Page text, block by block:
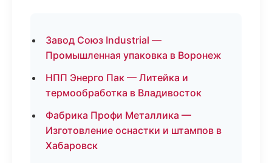
Завод Союз Industrial —
Промышленная упаковка в Воронеж
НПП Энерго Пак — Литейка и
термообработка в Владивосток
Фабрика Профи Металлика —
Изготовление оснастки и штампов в
Хабаровск